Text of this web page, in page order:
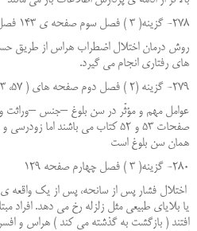
278- گزینه( 3 ) فصل سوم صفحه ی 143 فصل اول جدول 7-1
روش درمان اختلال اضطراب هراس از طریق
های رفتاری انجام می گیرد.
279- گزینه (2 ) فصل دوم صفحه های ( 57، 53، 52)
عوامل مهم و مؤثّر در سن بلوغ –جنس –وراثت
صفحات 53 و 52 کتاب می باشند
همان سن بلوغ است
280- گزینه( 3 ) فصل چهارم صفحه 129
اختلال فشار پس از سانحه، پس از یک واقعه
یا بلایای طبیعی مثل زلزله رخ می دهد. افراد
افتند ( بازگشت به گذشته می کند ) هراس و